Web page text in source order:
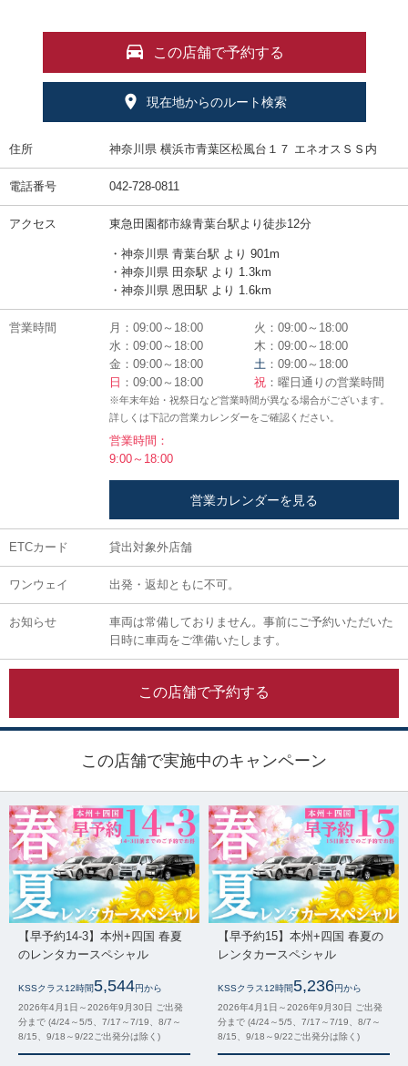
この店舗で予約する
現在地からのルート検索
住所 神奈川県 横浜市青葉区松風台１７ エネオスＳＳ内
電話番号 042-728-0811
アクセス 東急田園都市線青葉台駅より徒歩12分
・神奈川県 青葉台駅 より 901m
・神奈川県 田奈駅 より 1.3km
・神奈川県 恩田駅 より 1.6km
営業時間 月：09:00～18:00
火：09:00～18:00
水：09:00～18:00
木：09:00～18:00
金：09:00～18:00
土 ：09:00～18:00
日 ：09:00～18:00 祝 ：曜日通りの営業時間
※年末年始・祝祭日など営業時間が異なる場合がございます。
詳しくは下記の営業カレンダーをご確認ください。
営業時間：
9:00～18:00
営業カレンダーを見る
ETCカード 貸出対象外店舗
ワンウェイ 出発・返却ともに不可。
お知らせ
車両は常備しておりません。事前にご予約いただいた
日時に車両をご準備いたします。
この店舗で予約する
この店舗で実施中のキャンペーン
【早予約14-3】本州+四国 春夏
のレンタカースペシャル
KSSクラス12時間5,544円から
2026年4月1日～2026年9月30日 ご出発
分まで (4/24～5/5、7/17～7/19、8/7～
8/15、9/18～9/22ご出発分は除く)
【早予約15】本州+四国 春夏の
レンタカースペシャル
KSSクラス12時間5,236円から
2026年4月1日～2026年9月30日 ご出発
分まで (4/24～5/5、7/17～7/19、8/7～
8/15、9/18～9/22ご出発分は除く)